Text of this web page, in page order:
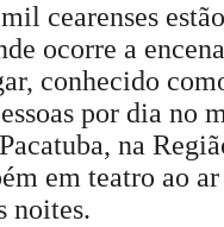
cearenses
ocorre a
conhecido
por dia no
na
em teatro ao
noites.